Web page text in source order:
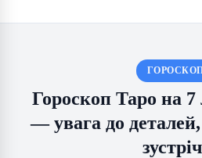
Гороскоп Таро на
— увага до